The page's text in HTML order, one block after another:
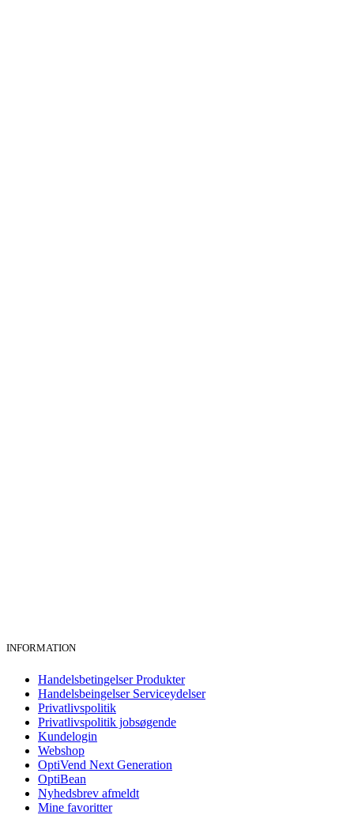
INFORMATION
Handelsbetingelser Produkter
Handelsbeingelser Serviceydelser
Privatlivspolitik
Privatlivspolitik jobsøgende
Kundelogin
Webshop
OptiVend Next Generation
OptiBean
Nyhedsbrev afmeldt
Mine favoritter